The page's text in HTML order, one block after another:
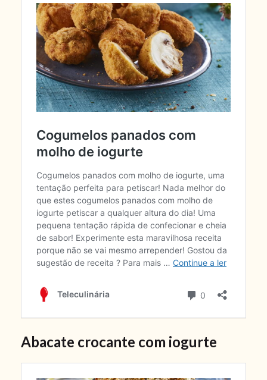
Abacate crocante com iogurte